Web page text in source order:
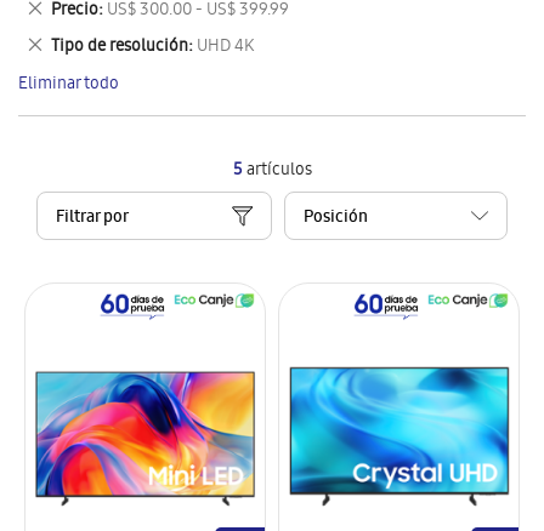
5artículos
Filtrar por
artículo
Precio US$ 300.00 - US$ 399.99
Eliminar
este
artículo
Tipo de resolución UHD 4K
Eliminar
este
artículo
Eliminar todo